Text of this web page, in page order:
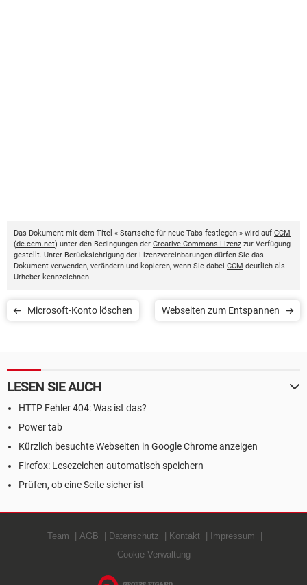
Das Dokument mit dem Titel « Startseite für neue Tabs festlegen » wird auf CCM
(de.ccm.net) unter den Bedingungen der Creative Commons-Lizenz zur Verfügung
gestellt. Unter Berücksichtigung der Lizenzvereinbarungen dürfen Sie das
Dokument verwenden, verändern und kopieren, wenn Sie dabei CCM deutlich als
Urheber kennzeichnen.
Microsoft-Konto löschen Webseiten zum Entspannen
LESEN SIE AUCH
HTTP Fehler 404: Was ist das?
Power tab
Kürzlich besuchte Webseiten in Google Chrome anzeigen
Firefox: Lesezeichen automatisch speichern
Prüfen, ob eine Seite sicher ist
Team AGB Datenschutz Kontakt
Impressum
Cookie-Verwaltung